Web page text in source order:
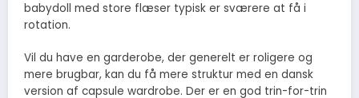
babydoll med store flæser typisk er sværere at få i
rotation.
Vil du have en garderobe, der generelt er roligere og
mere brugbar, kan du få mere struktur med en dansk
version af capsule wardrobe. Der er en god trin-for-trin